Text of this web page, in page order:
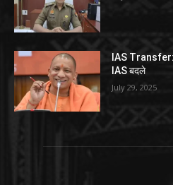
IAS Transfer:
IAS बदले
July 29, 2025